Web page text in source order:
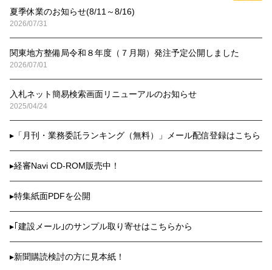
夏季休業のお知らせ(8/11～8/16)
2026/07/31
関東地方整備局令和８年度（７月期）発注予定公開しました
2026/07/01
入札ネット簡易検索画面リニューアルのお知らせ
2025/04/24
▸ 「月刊・業務委託ランキング（無料）」メール配信登録はこちら
▸経審Navi CD-ROM販売中！
▸特集紙面PDFを公開
▸ ｢建設メール｣のサンプル取り寄せはこちらから
▸新聞購読検討の方に見本紙！